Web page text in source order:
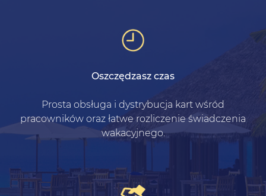
Oszczędzasz czas
Prosta obsługa i dystrybucja kart wśród
pracowników oraz łatwe rozliczenie świadczenia
wakacyjnego.